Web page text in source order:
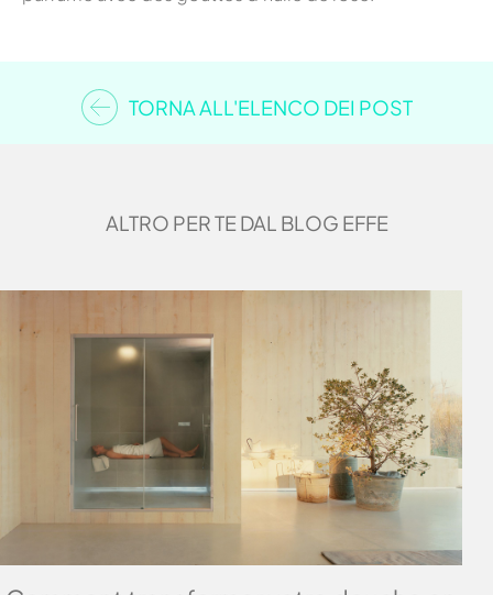
TORNA ALL'ELENCO DEI POST
ALTRO PER TE DAL BLOG EFFE